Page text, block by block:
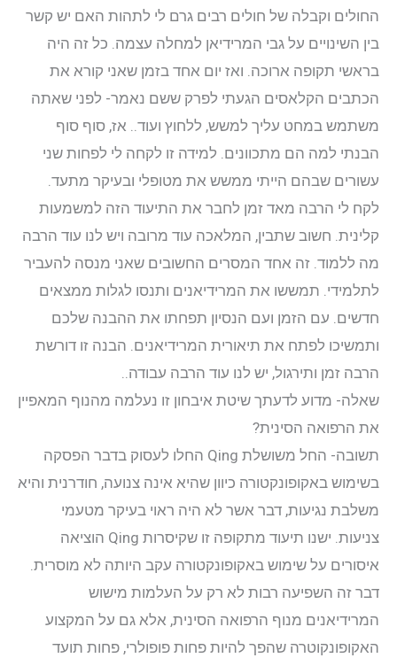
החולים וקבלה של חולים רבים גרם לי לתהות האם יש קשר
בין השינויים על גבי המרידיאן למחלה עצמה. כל זה היה
בראשי תקופה ארוכה. ואז יום אחד בזמן שאני קורא את
הכתבים הקלאסים הגעתי לפרק ששם נאמר- לפני שאתה
משתמש במחט עליך למשש, ללחוץ ועוד.. אז, סוף סוף
הבנתי למה הם מתכוונים. למידה זו לקחה לי לפחות שני
עשורים שבהם הייתי ממשש את מטופלי ובעיקר מתעד.
לקח לי הרבה מאד זמן לחבר את התיעוד הזה למשמעות
קלינית. חשוב שתבין, המלאכה עוד מרובה ויש לנו עוד הרבה
מה ללמוד. זה אחד המסרים החשובים שאני מנסה להעביר
לתלמידי. תמששו את המרידיאנים ותנסו לגלות ממצאים
חדשים. עם הזמן ועם הנסיון תפחתו את ההבנה שלכם
ותמשיכו לפתח את תיאורית המרידיאנים. הבנה זו דורשת
הרבה זמן ותירגול, יש לנו עוד הרבה עבודה..
שאלה- מדוע לדעתך שיטת איבחון זו נעלמה מהנוף המאפיין
את הרפואה הסינית?
תשובה- החל משושלת Qing החלו לעסוק בדבר הפסקה
בשימוש באקופונקטורה כיוון שהיא אינה צנועה, חודרנית והיא
משלבת נגיעות, דבר אשר לא היה ראוי בעיקר מטעמי
צניעות. ישנו תיעוד מתקופה זו שקיסרות Qing הוציאה
איסורים על שימוש באקופונקטורה עקב היותה לא מוסרית.
דבר זה השפיעה רבות לא רק על העלמות מישוש
המרידיאנים מנוף הרפואה הסינית, אלא גם על המקצוע
האקופונקוטרה שהפך להיות פחות פופולרי, פחות תועד